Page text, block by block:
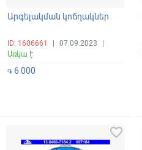
Արգելակման կոճղակներ
ID: 1606661 07.09.2023
Առկա է
֏ 6 000
favorite_border